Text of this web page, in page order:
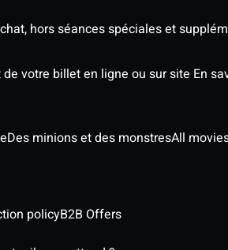
hors séances spéciales et
votre billet en ligne ou sur site En
Des minions et des monstresAll
policyB2B Offers